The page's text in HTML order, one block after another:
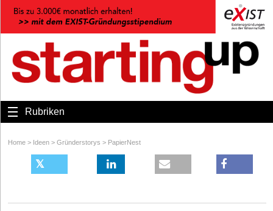
Rubriken
Home > Ideen > Gründerstorys > PapierNest